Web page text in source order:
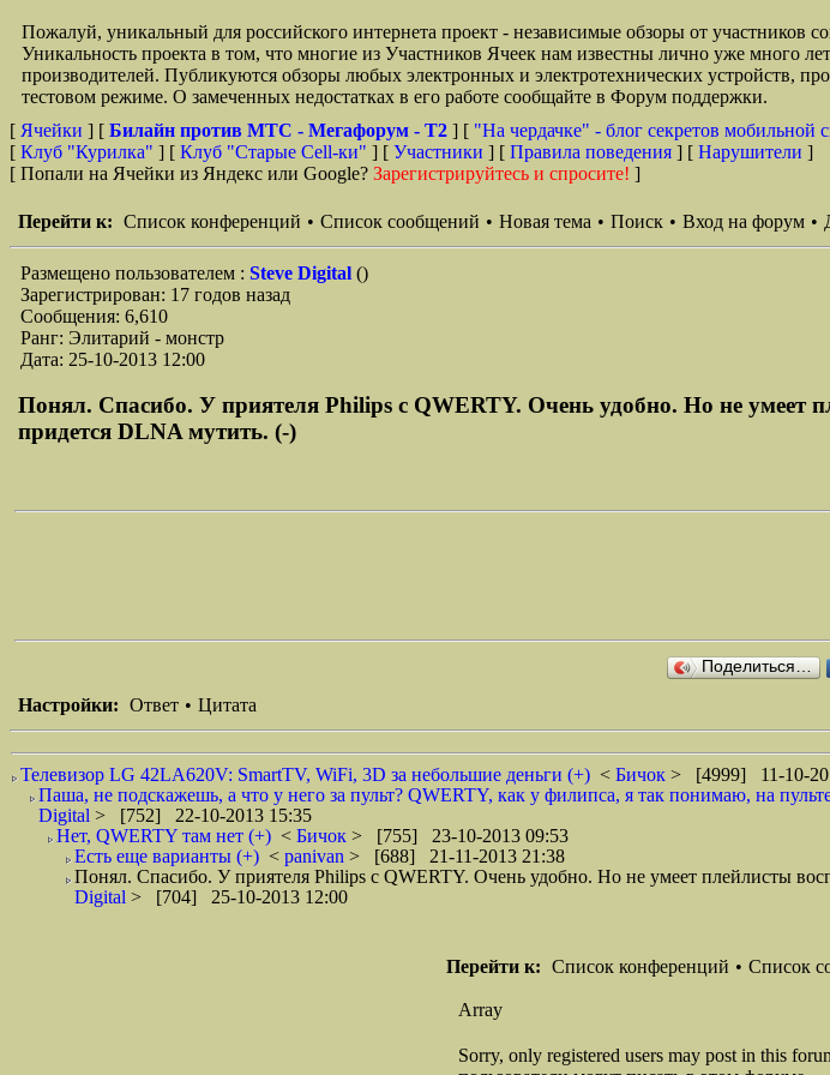
Пожалуй, уникальный для российского интернета проект - независимые обзоры от участников
Уникальность проекта в том, что многие из Участников Ячеек нам известны лично уже много
производителей. Публикуются обзоры любых электронных и электротехнических устройств,
тестовом режиме. О замеченных недостатках в его работе сообщайте в Форум поддержки.
[ Ячейки ] [ Билайн против МТС - Мегафорум - T2 ] [ "На чердачке" - блог секретов мобильной
[ Клуб "Курилка" ] [ Клуб "Старые Сell-ки" ] [ Участники ] [ Правила поведения ] [ Нарушители ]
[ Попали на Ячейки из Яндекс или Google? Зарегистрируйтесь и спросите! ]
Перейти к: Список конференций • Список сообщений • Новая тема • Поиск • Вход на форум •
Размещено пользователем : Steve Digital ()
Зарегистрирован: 17 годов назад
Сообщения: 6,610
Ранг: Элитарий - монстр
Дата: 25-10-2013 12:00
Понял. Спасибо. У приятеля Philips с QWERTY. Очень удобно. Но не умеет
придется DLNA мутить. (-)
Поделиться…
Настройки: Ответ • Цитата
Телевизор LG 42LA620V: SmartTV, WiFi, 3D за небольшие деньги (+) < Бичок > [4999] 11-10-
Паша, не подскажешь, а что у него за пульт? QWERTY, как у филипса, я так понимаю, на
Digital > [752] 22-10-2013 15:35
Нет, QWERTY там нет (+) < Бичок > [755] 23-10-2013 09:53
Есть еще варианты (+) < panivan > [688] 21-11-2013 21:38
Понял. Спасибо. У приятеля Philips с QWERTY. Очень удобно. Но не умеет плейлисты
Digital > [704] 25-10-2013 12:00
Перейти к: Список конференций • Список
Array
Sorry, only registered users may post in this